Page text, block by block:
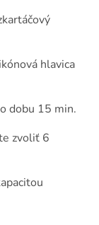
hlavica
dobu 15 min.
zvoliť 6